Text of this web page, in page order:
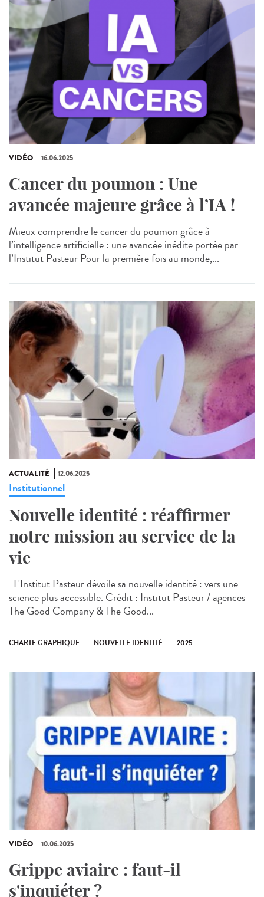
VIDÉO 16.06.2025
Cancer du poumon : Une
avancée majeure grâce à l’IA !
Mieux comprendre le cancer du poumon grâce à
l’intelligence artificielle : une avancée inédite portée par
l’Institut Pasteur Pour la première fois au monde,...
ACTUALITÉ 12.06.2025
Institutionnel
Nouvelle identité : réaffirmer
notre mission au service de la
vie
L'Institut Pasteur dévoile sa nouvelle identité : vers une
science plus accessible. Crédit : Institut Pasteur / agences
The Good Company & The Good...
CHARTE GRAPHIQUE NOUVELLE IDENTITÉ 2025
VIDÉO 10.06.2025
Grippe aviaire : faut-il
s'inquiéter ?